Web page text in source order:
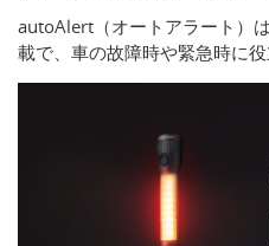
autoAlert（オートアラート）
載で、車の故障時や緊急時に役